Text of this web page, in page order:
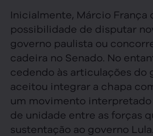
Inicialmente, Márcio França
possibilidade de disputar
governo paulista ou
cadeira no Senado. No
cedendo às articulações do
aceitou integrar a chapa
um movimento
de unidade entre as forças
sustentação ao governo Lula.